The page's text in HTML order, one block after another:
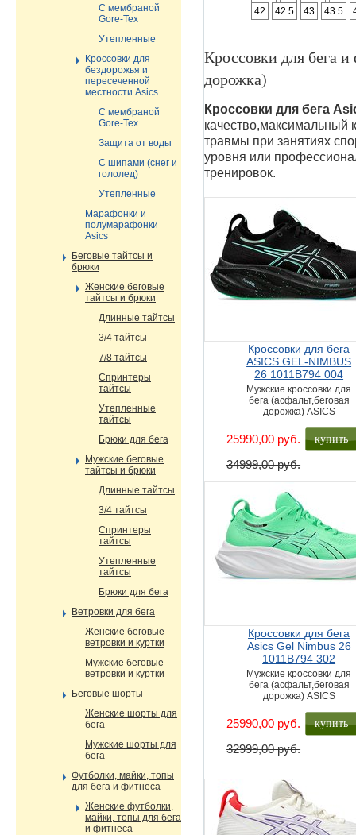
42
42.5 43 43.5
Кроссовки для бега
дорожка)
Кроссовки для бега
качество,максимальный
травмы при занятиях
уровня или
тренировок.
Кроссовки для бега
ASICS GEL-NIMBUS
26 1011B794 004
Мужские кроссовки для
бега (асфальт,беговая
дорожка) ASICS
25990,00 руб.
34999,00 руб.
купить
Кроссовки для бега
Asics Gel Nimbus 26
1011B794 302
Мужские кроссовки для
бега (асфальт,беговая
дорожка) ASICS
25990,00 руб.
32999,00 руб.
купить
С мембраной
Gore-Tex
Утепленные
Кроссовки для
бездорожья и
пересеченной
местности Asics
С мембраной
Gore-Tex
Защита от воды
С шипами (снег и
гололед)
Утепленные
Марафонки и
полумарафонки
Asics
Беговые тайтсы и
брюки
Женские беговые
тайтсы и брюки
Длинные тайтсы
3/4 тайтсы
7/8 тайтсы
Спринтеры
тайтсы
Утепленные
тайтсы
Брюки для бега
Мужские беговые
тайтсы и брюки
Длинные тайтсы
3/4 тайтсы
Спринтеры
тайтсы
Утепленные
тайтсы
Брюки для бега
Ветровки для бега
Женские беговые
ветровки и куртки
Мужские беговые
ветровки и куртки
Беговые шорты
Женские шорты для
бега
Мужские шорты для
бега
Футболки, майки, топы
для бега и фитнеса
Женские футболки,
майки, топы для бега
и фитнеса